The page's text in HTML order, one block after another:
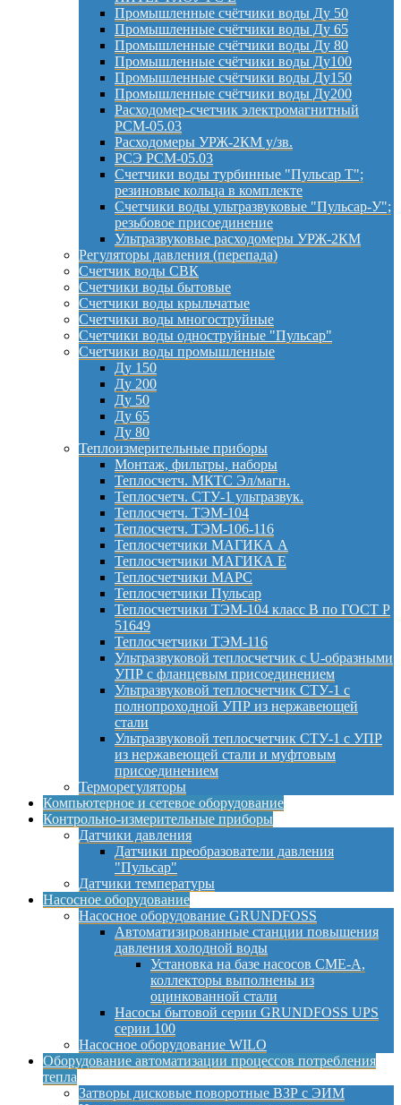
Промышленные счётчики воды Ду 50
Промышленные счётчики воды Ду 65
Промышленные счётчики воды Ду 80
Промышленные счётчики воды Ду100
Промышленные счётчики воды Ду150
Промышленные счётчики воды Ду200
Расходомер-счетчик электромагнитный
РСМ-05.03
Расходомеры УРЖ-2КМ у/зв.
РСЭ РСМ-05.03
Счетчики воды турбинные "Пульсар Т";
резиновые кольца в комплекте
Счетчики воды ультразвуковые "Пульсар-У";
резьбовое присоединение
Ультразвуковые расходомеры УРЖ-2КМ
Регуляторы давления (перепада)
Счетчик воды СВК
Счетчики воды бытовые
Счетчики воды крыльчатые
Счетчики воды многоструйные
Счетчики воды одноструйные "Пульсар"
Счетчики воды промышленные
Ду 150
Ду 200
Ду 50
Ду 65
Ду 80
Теплоизмерительные приборы
Монтаж, фильтры, наборы
Теплосчетч. МКТС Эл/магн.
Теплосчетч. СТУ-1 ультразвук.
Теплосчетч. ТЭМ-104
Теплосчетч. ТЭМ-106-116
Теплосчетчики МАГИКА А
Теплосчетчики МАГИКА Е
Теплосчетчики МАРС
Теплосчетчики Пульсар
Теплосчетчики ТЭМ-104 класс B по ГОСТ Р
51649
Теплосчетчики ТЭМ-116
Ультразвуковой теплосчетчик с U-образными
УПР с фланцевым присоединением
Ультразвуковой теплосчетчик СТУ-1 с
полнопроходной УПР из нержавеющей
стали
Ультразвуковой теплосчетчик СТУ-1 с УПР
из нержавеющей стали и муфтовым
присоединением
Терморегуляторы
Компьютерное и сетевое оборудование
Контрольно-измерительные приборы
Датчики давления
Датчики преобразователи давления
"Пульсар"
Датчики температуры
Насосное оборудование
Насосное оборудование GRUNDFOSS
Автоматизированные станции повышения
давления холодной воды
Установка на базе насосов CME-A,
коллекторы выполнены из
оцинкованной стали
Насосы бытовой серии GRUNDFOSS UPS
серии 100
Насосное оборудование WILO
Оборудование автоматизации процессов потребления
тепла
Затворы дисковые поворотные ВЗР с ЭИМ